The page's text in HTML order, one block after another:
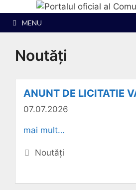
conținut
MENU
Noutăți
ANUNT DE LICITATIE
07.07.2026
mai mult…
Categorii
Noutăți